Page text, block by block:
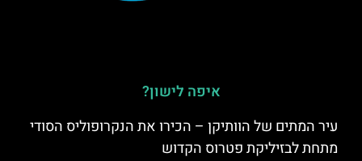
איפה לישון?
עיר המתים של הוותיקן – הכירו את הנקרופוליס הסודי
מתחת לבזיליקת פטרוס הקדוש